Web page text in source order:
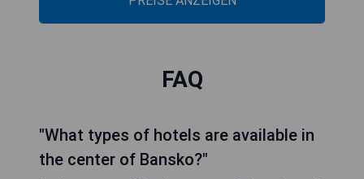
FAQ
"What types of hotels are available in
the center of Bansko?"